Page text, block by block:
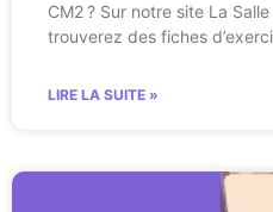
CM2 ? Sur notre site La
trouverez des fiches
LIRE LA SUITE »